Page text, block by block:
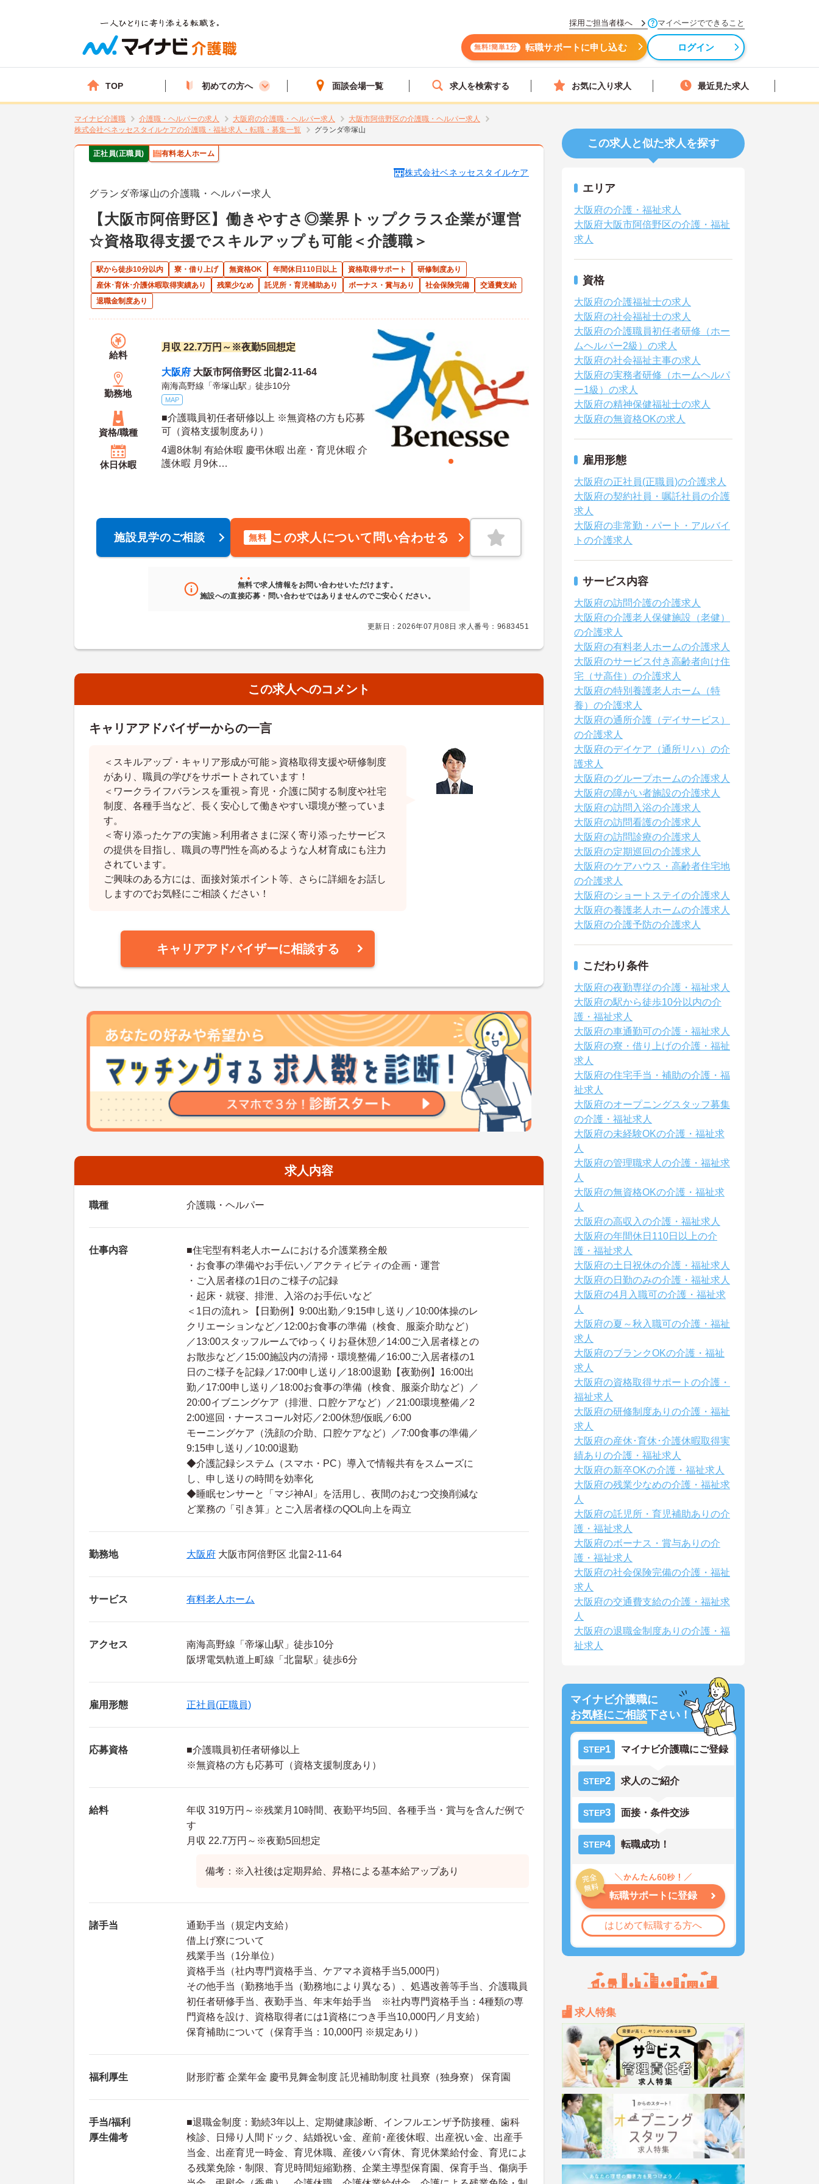
採用ご担当者様へ マイページでできること
無料!簡単1分 転職サポートに申し込む ログイン
TOP 初めての方へ 面談会場一覧 求人を検索する お気に入り求人 最近見た求人
マイナビ介護職 介護職・ヘルパーの求人 大阪府の介護職・ヘルパー求人
大阪市阿倍野区の介護職・ヘルパー求人
株式会社ベネッセスタイルケアの介護職・福祉求人・転職・募集一覧
グランダ帝塚山
正社員(正職員) 有料老人ホーム
株式会社ベネッセスタイルケア
グランダ帝塚山の介護職・ヘルパー求人
【大阪市阿倍野区】働きやすさ◎業界トップクラス企業が運営
☆資格取得支援でスキルアップも可能＜介護職＞
駅から徒歩10分以内 寮・借り上げ 無資格OK 年間休日110日以上 資格取得サポート
研修制度あり
産休･育休･介護休暇取得実績あり
残業少なめ 託児所・育児補助あり ボーナス・賞与あり 社会保険完備
交通費支給
退職金制度あり
給料
月収 22.7万円～※夜勤5回想定
勤務地
大阪府 大阪市阿倍野区 北畠2-11-64
南海高野線「帝塚山駅」徒歩10分
MAP
資格/職種
■介護職員初任者研修以上 ※無資格の方も応募
可（資格支援制度あり）
休日休暇
4週8休制 有給休暇 慶弔休暇 出産・育児休暇 介
護休暇 月9休
施設見学のご相談 無料 この求人について問い合わせる
無料で求人情報をお問い合わせいただけます。
施設への直接応募・問い合わせではありませんのでご安心ください。
更新日：2026年07月08日 求人番号：9683451
この求人へのコメント
キャリアアドバイザーからの一言
＜スキルアップ・キャリア形成が可能＞資格取得支援や研修制度
があり、職員の学びをサポートされています！
＜ワークライフバランスを重視＞育児・介護に関する制度や社宅
制度、各種手当など、長く安心して働きやすい環境が整っていま
す。
＜寄り添ったケアの実施＞利用者さまに深く寄り添ったサービス
の提供を目指し、職員の専門性を高めるような人材育成にも注力
されています。
ご興味のある方には、面接対策ポイント等、さらに詳細をお話し
しますのでお気軽にご相談ください！
キャリアアドバイザーに相談する
求人内容
職種 介護職・ヘルパー
仕事内容
■住宅型有料老人ホームにおける介護業務全般
・お食事の準備やお手伝い／アクティビティの企画・運営
・ご入居者様の1日のご様子の記録
・起床・就寝、排泄、入浴のお手伝いなど
＜1日の流れ＞【日勤例】9:00出勤／9:15申し送り／10:00体操のレ
クリエーションなど／12:00お食事の準備（検食、服薬介助など）
／13:00スタッフルームでゆっくりお昼休憩／14:00ご入居者様との
お散歩など／15:00施設内の清掃・環境整備／16:00ご入居者様の1
日のご様子を記録／17:00申し送り／18:00退勤【夜勤例】16:00出
勤／17:00申し送り／18:00お食事の準備（検食、服薬介助など）／
20:00イブニングケア（排泄、口腔ケアなど）／21:00環境整備／2
2:00巡回・ナースコール対応／2:00休憩/仮眠／6:00
モーニングケア（洗顔の介助、口腔ケアなど）／7:00食事の準備／
9:15申し送り／10:00退勤
◆介護記録システム（スマホ・PC）導入で情報共有をスムーズに
し、申し送りの時間を効率化
◆睡眠センサーと「マジ神AI」を活用し、夜間のおむつ交換削減な
ど業務の「引き算」とご入居者様のQOL向上を両立
勤務地 大阪府 大阪市阿倍野区 北畠2-11-64
サービス 有料老人ホーム
アクセス
南海高野線「帝塚山駅」徒歩10分
阪堺電気軌道上町線「北畠駅」徒歩6分
雇用形態 正社員(正職員)
応募資格
■介護職員初任者研修以上
※無資格の方も応募可（資格支援制度あり）
給料
年収 319万円～※残業月10時間、夜勤平均5回、各種手当・賞与を含んだ例で
す
月収 22.7万円～※夜勤5回想定
備考：※入社後は定期昇給、昇格による基本給アップあり
諸手当
通勤手当（規定内支給）
借上げ寮について
残業手当（1分単位）
資格手当（社内専門資格手当、ケアマネ資格手当5,000円）
その他手当（勤務地手当（勤務地により異なる）、処遇改善等手当、介護職員
初任者研修手当、夜勤手当、年末年始手当 ※社内専門資格手当：4種類の専
門資格を設け、資格取得者には1資格につき手当10,000円／月支給）
保育補助について（保育手当：10,000円 ※規定あり）
福利厚生 財形貯蓄 企業年金 慶弔見舞金制度 託児補助制度 社員寮（独身寮） 保育園
手当/福利
厚生備考
■退職金制度：勤続3年以上、定期健康診断、インフルエンザ予防接種、歯科
検診、日帰り人間ドック、結婚祝い金、産前･産後休暇、出産祝い金、出産手
当金、出産育児一時金、育児休職、産後パパ育休、育児休業給付金、育児によ
る残業免除・制限、育児時間短縮勤務、企業主導型保育園、保育手当、傷病手
この求人と似た求人を探す
エリア
大阪府の介護・福祉求人
大阪府大阪市阿倍野区の介護・福祉
求人
資格
大阪府の介護福祉士の求人
大阪府の社会福祉士の求人
大阪府の介護職員初任者研修（ホー
ムヘルパー2級）の求人
大阪府の社会福祉主事の求人
大阪府の実務者研修（ホームヘルパ
ー1級）の求人
大阪府の精神保健福祉士の求人
大阪府の無資格OKの求人
雇用形態
大阪府の正社員(正職員)の介護求人
大阪府の契約社員・嘱託社員の介護
求人
大阪府の非常勤・パート・アルバイ
トの介護求人
サービス内容
大阪府の訪問介護の介護求人
大阪府の介護老人保健施設（老健）
の介護求人
大阪府の有料老人ホームの介護求人
大阪府のサービス付き高齢者向け住
宅（サ高住）の介護求人
大阪府の特別養護老人ホーム（特
養）の介護求人
大阪府の通所介護（デイサービス）
の介護求人
大阪府のデイケア（通所リハ）の介
護求人
大阪府のグループホームの介護求人
大阪府の障がい者施設の介護求人
大阪府の訪問入浴の介護求人
大阪府の訪問看護の介護求人
大阪府の訪問診療の介護求人
大阪府の定期巡回の介護求人
大阪府のケアハウス・高齢者住宅地
の介護求人
大阪府のショートステイの介護求人
大阪府の養護老人ホームの介護求人
大阪府の介護予防の介護求人
こだわり条件
大阪府の夜勤専従の介護・福祉求人
大阪府の駅から徒歩10分以内の介
護・福祉求人
大阪府の車通勤可の介護・福祉求人
大阪府の寮・借り上げの介護・福祉
求人
大阪府の住宅手当・補助の介護・福
祉求人
大阪府のオープニングスタッフ募集
の介護・福祉求人
大阪府の未経験OKの介護・福祉求
人
大阪府の管理職求人の介護・福祉求
人
大阪府の無資格OKの介護・福祉求
人
大阪府の高収入の介護・福祉求人
大阪府の年間休日110日以上の介
護・福祉求人
大阪府の土日祝休の介護・福祉求人
大阪府の日勤のみの介護・福祉求人
大阪府の4月入職可の介護・福祉求
人
大阪府の夏～秋入職可の介護・福祉
求人
大阪府のブランクOKの介護・福祉
求人
大阪府の資格取得サポートの介護・
福祉求人
大阪府の研修制度ありの介護・福祉
求人
大阪府の産休･育休･介護休暇取得実
績ありの介護・福祉求人
大阪府の新卒OKの介護・福祉求人
大阪府の残業少なめの介護・福祉求
人
大阪府の託児所・育児補助ありの介
護・福祉求人
大阪府のボーナス・賞与ありの介
護・福祉求人
大阪府の社会保険完備の介護・福祉
求人
大阪府の交通費支給の介護・福祉求
人
大阪府の退職金制度ありの介護・福
祉求人
マイナビ介護職に
お気軽にご相談下さい！
STEP1 マイナビ介護職にご登録
STEP2 求人のご紹介
STEP3 面接・条件交渉
STEP4 転職成功！
転職サポートに登録
はじめて転職する方へ
求人特集